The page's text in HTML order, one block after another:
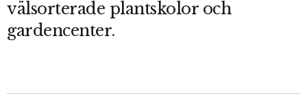
välsorterade plantskolor och
gardencenter.